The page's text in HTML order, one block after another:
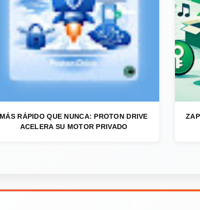
MÁS RÁPIDO QUE NUNCA: PROTON DRIVE
ACELERA SU MOTOR PRIVADO